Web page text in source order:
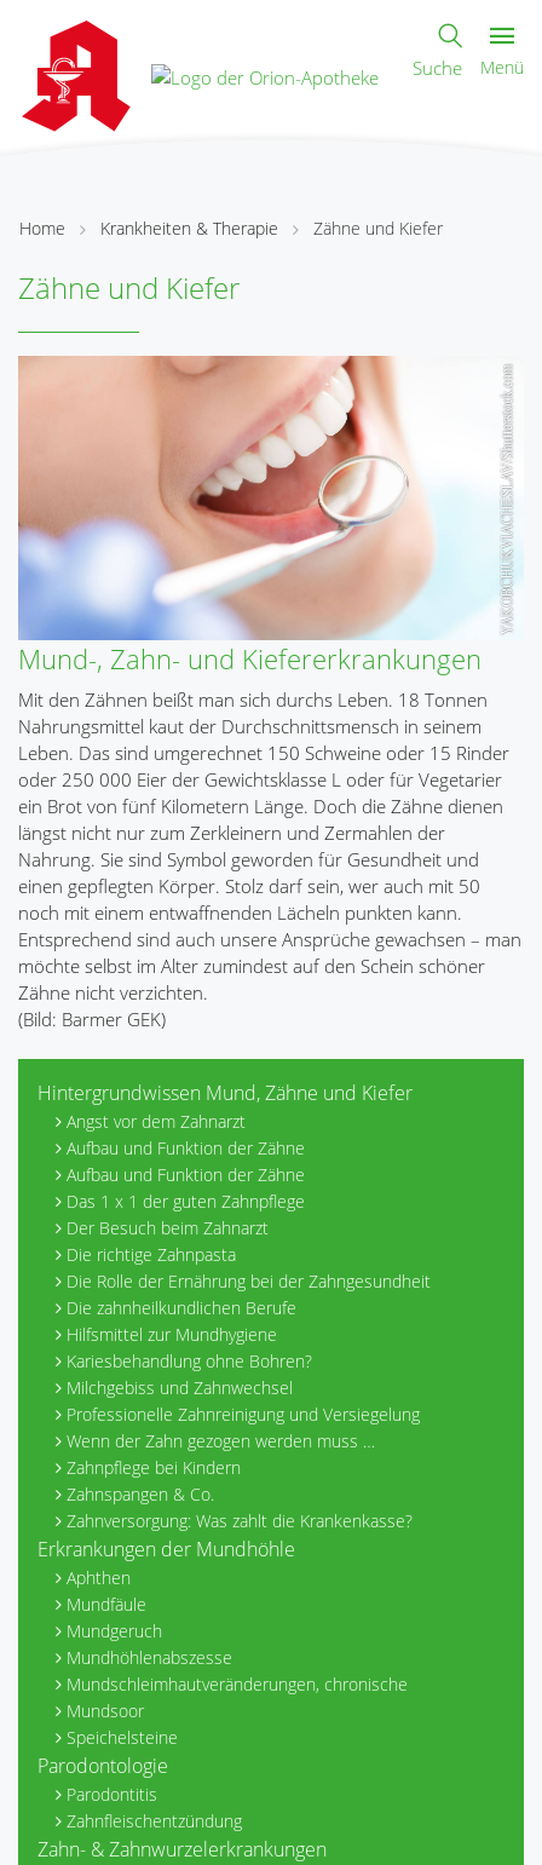
Suche Menü
Home Krankheiten & Therapie Zähne und Kiefer
Zähne und Kiefer
Mund-, Zahn- und Kiefererkrankungen
Mit den Zähnen beißt man sich durchs Leben. 18 Tonnen
Nahrungsmittel kaut der Durchschnittsmensch in seinem
Leben. Das sind umgerechnet 150 Schweine oder 15 Rinder
oder 250 000 Eier der Gewichtsklasse L oder für Vegetarier
ein Brot von fünf Kilometern Länge. Doch die Zähne dienen
längst nicht nur zum Zerkleinern und Zermahlen der
Nahrung. Sie sind Symbol geworden für Gesundheit und
einen gepflegten Körper. Stolz darf sein, wer auch mit 50
noch mit einem entwaffnenden Lächeln punkten kann.
Entsprechend sind auch unsere Ansprüche gewachsen – man
möchte selbst im Alter zumindest auf den Schein schöner
Zähne nicht verzichten.
(Bild: Barmer GEK)
Hintergrundwissen Mund, Zähne und Kiefer
Angst vor dem Zahnarzt
Aufbau und Funktion der Zähne
Aufbau und Funktion der Zähne
Das 1 x 1 der guten Zahnpflege
Der Besuch beim Zahnarzt
Die richtige Zahnpasta
Die Rolle der Ernährung bei der Zahngesundheit
Die zahnheilkundlichen Berufe
Hilfsmittel zur Mundhygiene
Kariesbehandlung ohne Bohren?
Milchgebiss und Zahnwechsel
Professionelle Zahnreinigung und Versiegelung
Wenn der Zahn gezogen werden muss …
Zahnpflege bei Kindern
Zahnspangen & Co.
Zahnversorgung: Was zahlt die Krankenkasse?
Erkrankungen der Mundhöhle
Aphthen
Mundfäule
Mundgeruch
Mundhöhlenabszesse
Mundschleimhautveränderungen, chronische
Mundsoor
Speichelsteine
Parodontologie
Parodontitis
Zahnfleischentzündung
Zahn- & Zahnwurzelerkrankungen